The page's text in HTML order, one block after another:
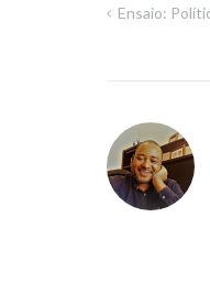
artigos
Ensaio: